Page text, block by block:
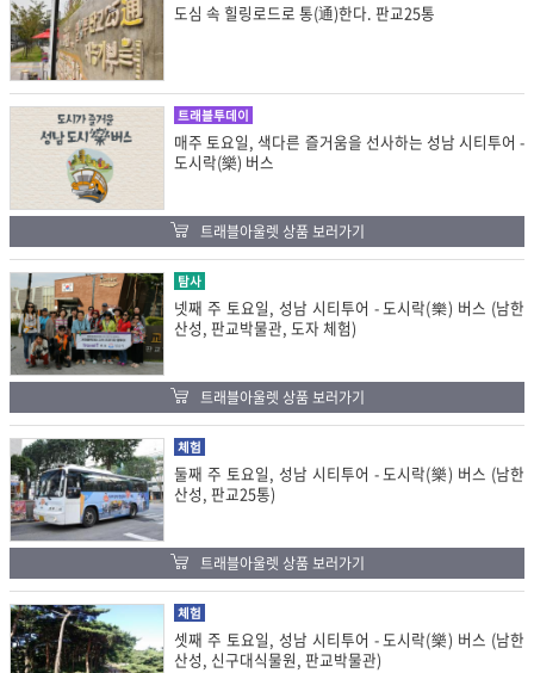
도심 속 힐링로드로 통(通)한다. 판교25통
트래블투데이
매주 토요일, 색다른 즐거움을 선사하는 성남 시티투어 -
도시락(樂) 버스
트래블아울렛 상품 보러가기
탐사
넷째 주 토요일, 성남 시티투어 - 도시락(樂) 버스 (남한
산성, 판교박물관, 도자 체험)
트래블아울렛 상품 보러가기
체험
둘째 주 토요일, 성남 시티투어 - 도시락(樂) 버스 (남한
산성, 판교25통)
트래블아울렛 상품 보러가기
체험
셋째 주 토요일, 성남 시티투어 - 도시락(樂) 버스 (남한
산성, 신구대식물원, 판교박물관)